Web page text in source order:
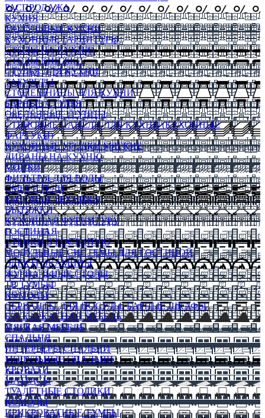
РАСПРОДАЖА
КУХНЯ
МОДУЛЬНЫЕ КУХНИ
КУХОННЫЕ ГАРНИТУРЫ
СТОЛЫ НА КУХНЮ
СТОЛЫ КНИЖКИ
СТУЛЬЯ ДЛЯ КУХНИ
ТАБУРЕТЫ
СТОЛЕШНИЦЫ ДЛЯ КУХНИ
БАРНЫЕ СТУЛЬЯ
ОБЕДЕННЫЕ ГРУППЫ
СТЕНОВЫЕ ПАНЕЛИ ДЛЯ КУХНИ (КУХОННЫЕ
ФАРТУКИ)
КУХОННЫЕ УГОЛКИ МЯГКИЕ
ДИВАНЫ НА КУХНЮ
МОЙКИ
ФИЛЬТРЫ ДЛЯ ВОДЫ
СМЕСИТЕЛИ
БЫТОВАЯ ТЕХНИКА
ВЫТЯЖКИ
КУХОННАЯ ФУРНИТУРА
ГОСТИНАЯ
СТЕНКИ В ГОСТИНУЮ
МОДУЛЬНЫЕ СИСТЕМЫ ДЛЯ ГОСТИНОЙ
ЭЛЕКТРОКАМИНЫ
ЖУРНАЛЬНЫЕ СТОЛЫ
ТВ ТУМБЫ
КОМОДЫ
СЕРВАНТЫ ДЛЯ ПОСУДЫ, БАРНЫЕ ШКАФЫ
БЕСКАРКАСНАЯ МЕБЕЛЬ
МЯГКАЯ МЕБЕЛЬ
СПАЛЬНЯ
ИНТЕРЬЕРЫ СПАЛЬНИ
МОДУЛЬНЫЕ СПАЛЬНИ
КРОВАТИ
МАТРАСЫ
ТУАЛЕТНЫЕ СТОЛИКИ
КОМОДЫ
ПРИКРОВАТНЫЕ ТУМБЫ